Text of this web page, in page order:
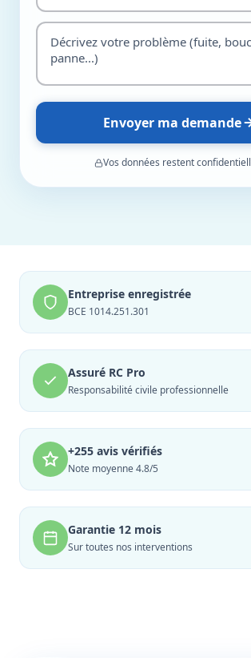
Envoyer ma demande
Vos données restent
Entreprise enregistrée
BCE 1014.251.301
Assuré RC Pro
Responsabilité civile professionnelle
+255 avis vérifiés
Note moyenne 4.8/5
Garantie 12 mois
Sur toutes nos interventions